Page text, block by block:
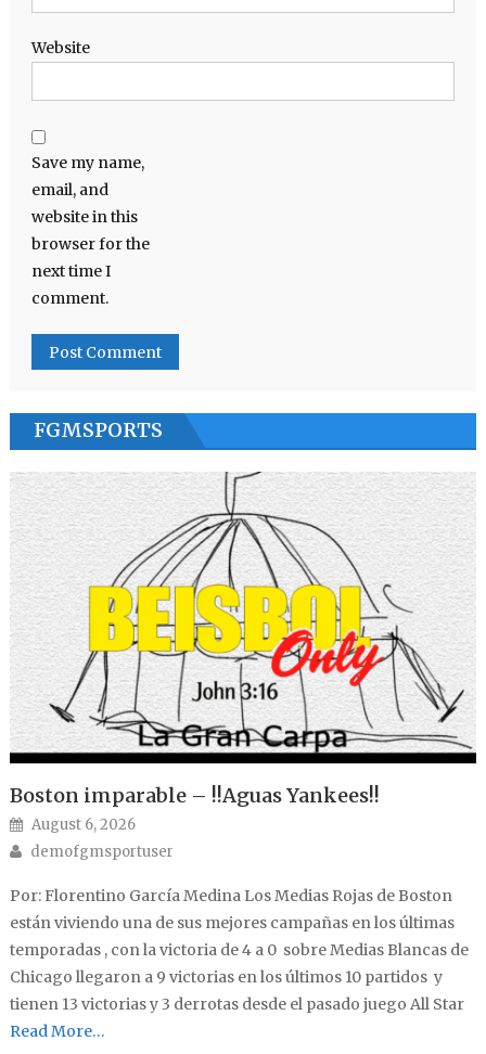
Website
Save my name,
email, and
website in this
browser for the
next time I
comment.
FGMSPORTS
Boston imparable – !!Aguas Yankees!!
Posted on
August 6, 2026
Author
demofgmsportuser
Por: Florentino García Medina Los Medias Rojas de Boston
están viviendo una de sus mejores campañas en los últimas
temporadas , con la victoria de 4 a 0 sobre Medias Blancas de
Chicago llegaron a 9 victorias en los últimos 10 partidos y
tienen 13 victorias y 3 derrotas desde el pasado juego All Star
Read More…